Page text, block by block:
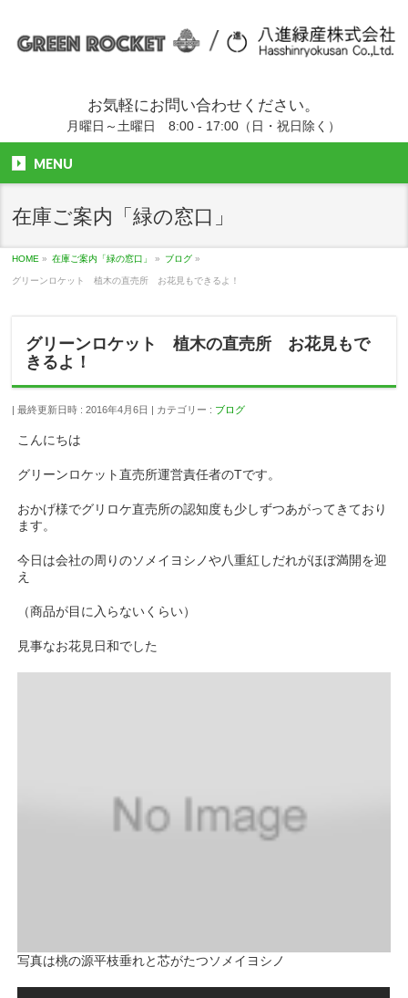
お気軽にお問い合わせください。
月曜日～土曜日 8:00 - 17:00（日・祝日除く）
MENU
在庫ご案内「緑の窓口」
HOME » 在庫ご案内「緑の窓口」 » ブログ »
グリーンロケット 植木の直売所 お花見もできるよ！
グリーンロケット 植木の直売所 お花見もで
きるよ！
最終更新日時 : 2016年4月6日 カテゴリー : ブログ
こんにちは
グリーンロケット直売所運営責任者のTです。
おかげ様でグリロケ直売所の認知度も少しずつあがってきており
ます。
今日は会社の周りのソメイヨシノや八重紅しだれがほぼ満開を迎
え
（商品が目に入らないくらい）
見事なお花見日和でした
写真は桃の源平枝垂れと芯がたつソメイヨシノ